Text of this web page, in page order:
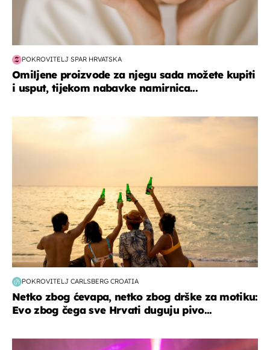
POKROVITELJ SPAR HRVATSKA
Omiljene proizvode za njegu sada možete kupiti
i usput, tijekom nabavke namirnica...
POKROVITELJ CARLSBERG CROATIA
Netko zbog ćevapa, netko zbog drške za motiku:
Evo zbog čega sve Hrvati duguju pivo...